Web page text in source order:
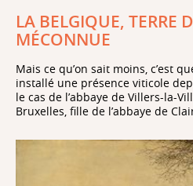
LA BELGIQUE, TERRE
MÉCONNUE
Mais ce qu’on sait moins, c’est
installé une présence viticole
le cas de l’abbaye de Villers-la-
Bruxelles, fille de l’abbaye de